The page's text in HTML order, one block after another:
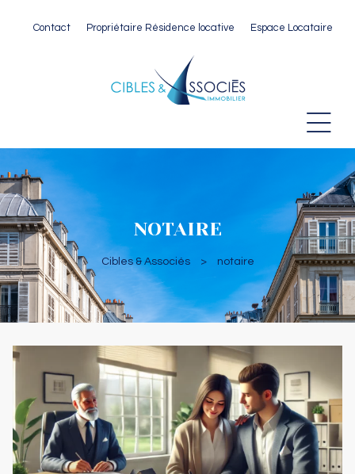
Contact Propriétaire Résidence locative Espace Locataire
NOTAIRE
Cibles & Associés > notaire